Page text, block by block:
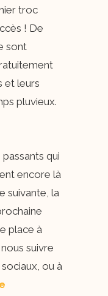
troc
! De
sont
et leurs
pluvieux.
passants qui
encore là
suivante, la
place à
nous suivre
ou à